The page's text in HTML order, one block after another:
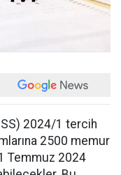
2024/1 tercih
2500 memur
Temmuz 2024